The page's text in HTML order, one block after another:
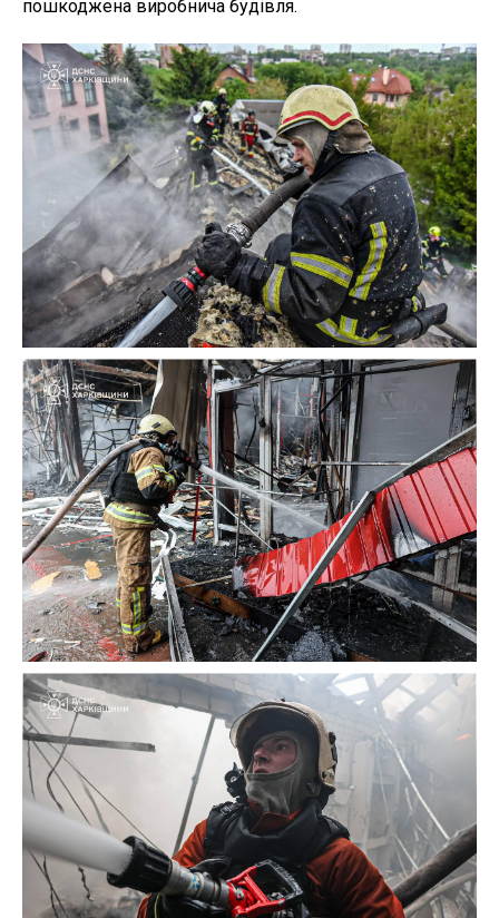
пошкоджена виробнича будівля.